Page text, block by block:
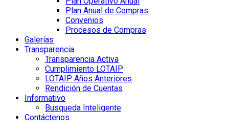
Plan Anual de Compras
Convenios
Procesos de Compras
Galerías
Transparencia
Transparencia Activa
Cumplimiento LOTAIP
LOTAIP Años Anteriores
Rendición de Cuentas
Informativo
Busqueda Inteligente
Contáctenos